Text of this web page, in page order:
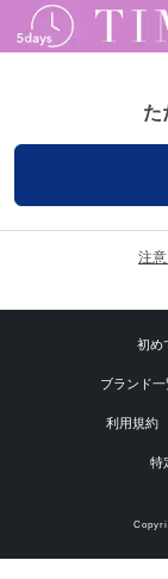
た
注
初め
ブランド一
利用規約
特